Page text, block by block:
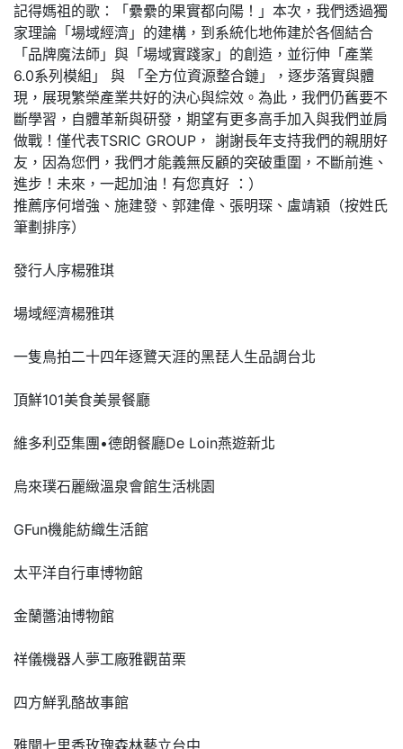
記得媽祖的歌：「纍纍的果實都向陽！」本次，我們透過獨
家理論「場域經濟」的建構，到系統化地佈建於各個結合
「品牌魔法師」與「場域實踐家」的創造，並衍伸「產業
6.0系列模組」 與 「全方位資源整合鏈」，逐步落實與體
現，展現繁榮產業共好的決心與綜效。為此，我們仍舊要不
斷學習，自體革新與研發，期望有更多高手加入與我們並肩
做戰！僅代表TSRIC GROUP， 謝謝長年支持我們的親朋好
友，因為您們，我們才能義無反顧的突破重圍，不斷前進、
進步！未來，一起加油！有您真好 ：）
推薦序何增強、施建發、郭建偉、張明琛、盧靖穎（按姓氏
筆劃排序）
發行人序楊雅琪
場域經濟楊雅琪
一隻鳥拍二十四年逐鷺天涯的黑琵人生品調台北
頂鮮101美食美景餐廳
維多利亞集團•德朗餐廳De Loin燕遊新北
烏來璞石麗緻溫泉會館生活桃園
GFun機能紡織生活館
太平洋自行車博物館
金蘭醬油博物館
祥儀機器人夢工廠雅觀苗栗
四方鮮乳酪故事館
雅聞七里香玫瑰森林藝立台中